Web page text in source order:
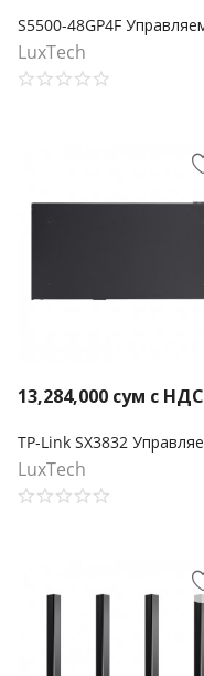
LuxTech
13,284,000 сум с НДС
LuxTech